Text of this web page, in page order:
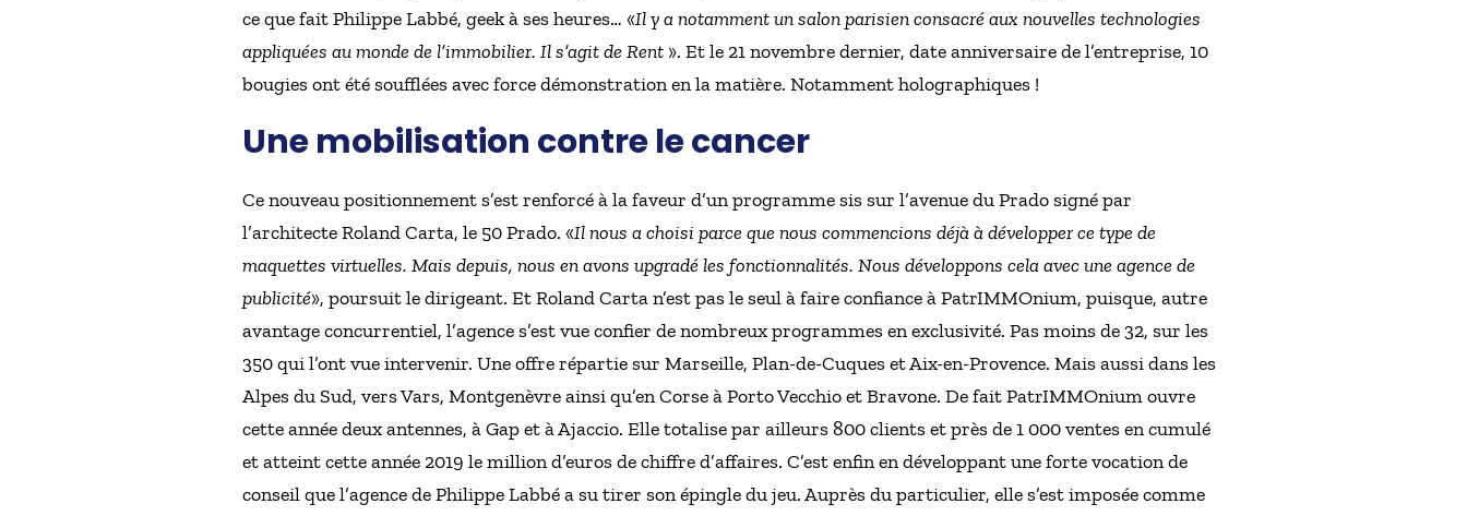
ce que fait Philippe Labbé, geek à ses heures… «Il y a notamment un salon parisien consacré aux nouvelles technologies
appliquées au monde de l’immobilier. Il s’agit de Rent ». Et le 21 novembre dernier, date anniversaire de l’entreprise, 10
bougies ont été soufflées avec force démonstration en la matière. Notamment holographiques !
Une mobilisation contre le cancer
Ce nouveau positionnement s’est renforcé à la faveur d’un programme sis sur l’avenue du Prado signé par
l’architecte Roland Carta, le 50 Prado. «Il nous a choisi parce que nous commencions déjà à développer ce type de
maquettes virtuelles. Mais depuis, nous en avons upgradé les fonctionnalités. Nous développons cela avec une agence de
publicité», poursuit le dirigeant. Et Roland Carta n’est pas le seul à faire confiance à PatrIMMOnium, puisque, autre
avantage concurrentiel, l’agence s’est vue confier de nombreux programmes en exclusivité. Pas moins de 32, sur les
350 qui l’ont vue intervenir. Une offre répartie sur Marseille, Plan-de-Cuques et Aix-en-Provence. Mais aussi dans les
Alpes du Sud, vers Vars, Montgenèvre ainsi qu’en Corse à Porto Vecchio et Bravone. De fait PatrIMMOnium ouvre
cette année deux antennes, à Gap et à Ajaccio. Elle totalise par ailleurs 800 clients et près de 1 000 ventes en cumulé
et atteint cette année 2019 le million d’euros de chiffre d’affaires. C’est enfin en développant une forte vocation de
conseil que l’agence de Philippe Labbé a su tirer son épingle du jeu. Auprès du particulier, elle s’est imposée comme